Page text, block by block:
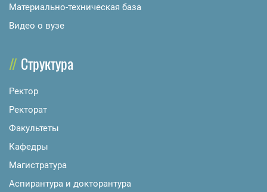
Материально-техническая база
Видео о вузе
Структура
Ректор
Ректорат
Факультеты
Кафедры
Магистратура
Аспирантура и докторантура